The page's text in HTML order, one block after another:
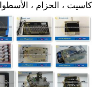
كاسيت ، الحزام ،